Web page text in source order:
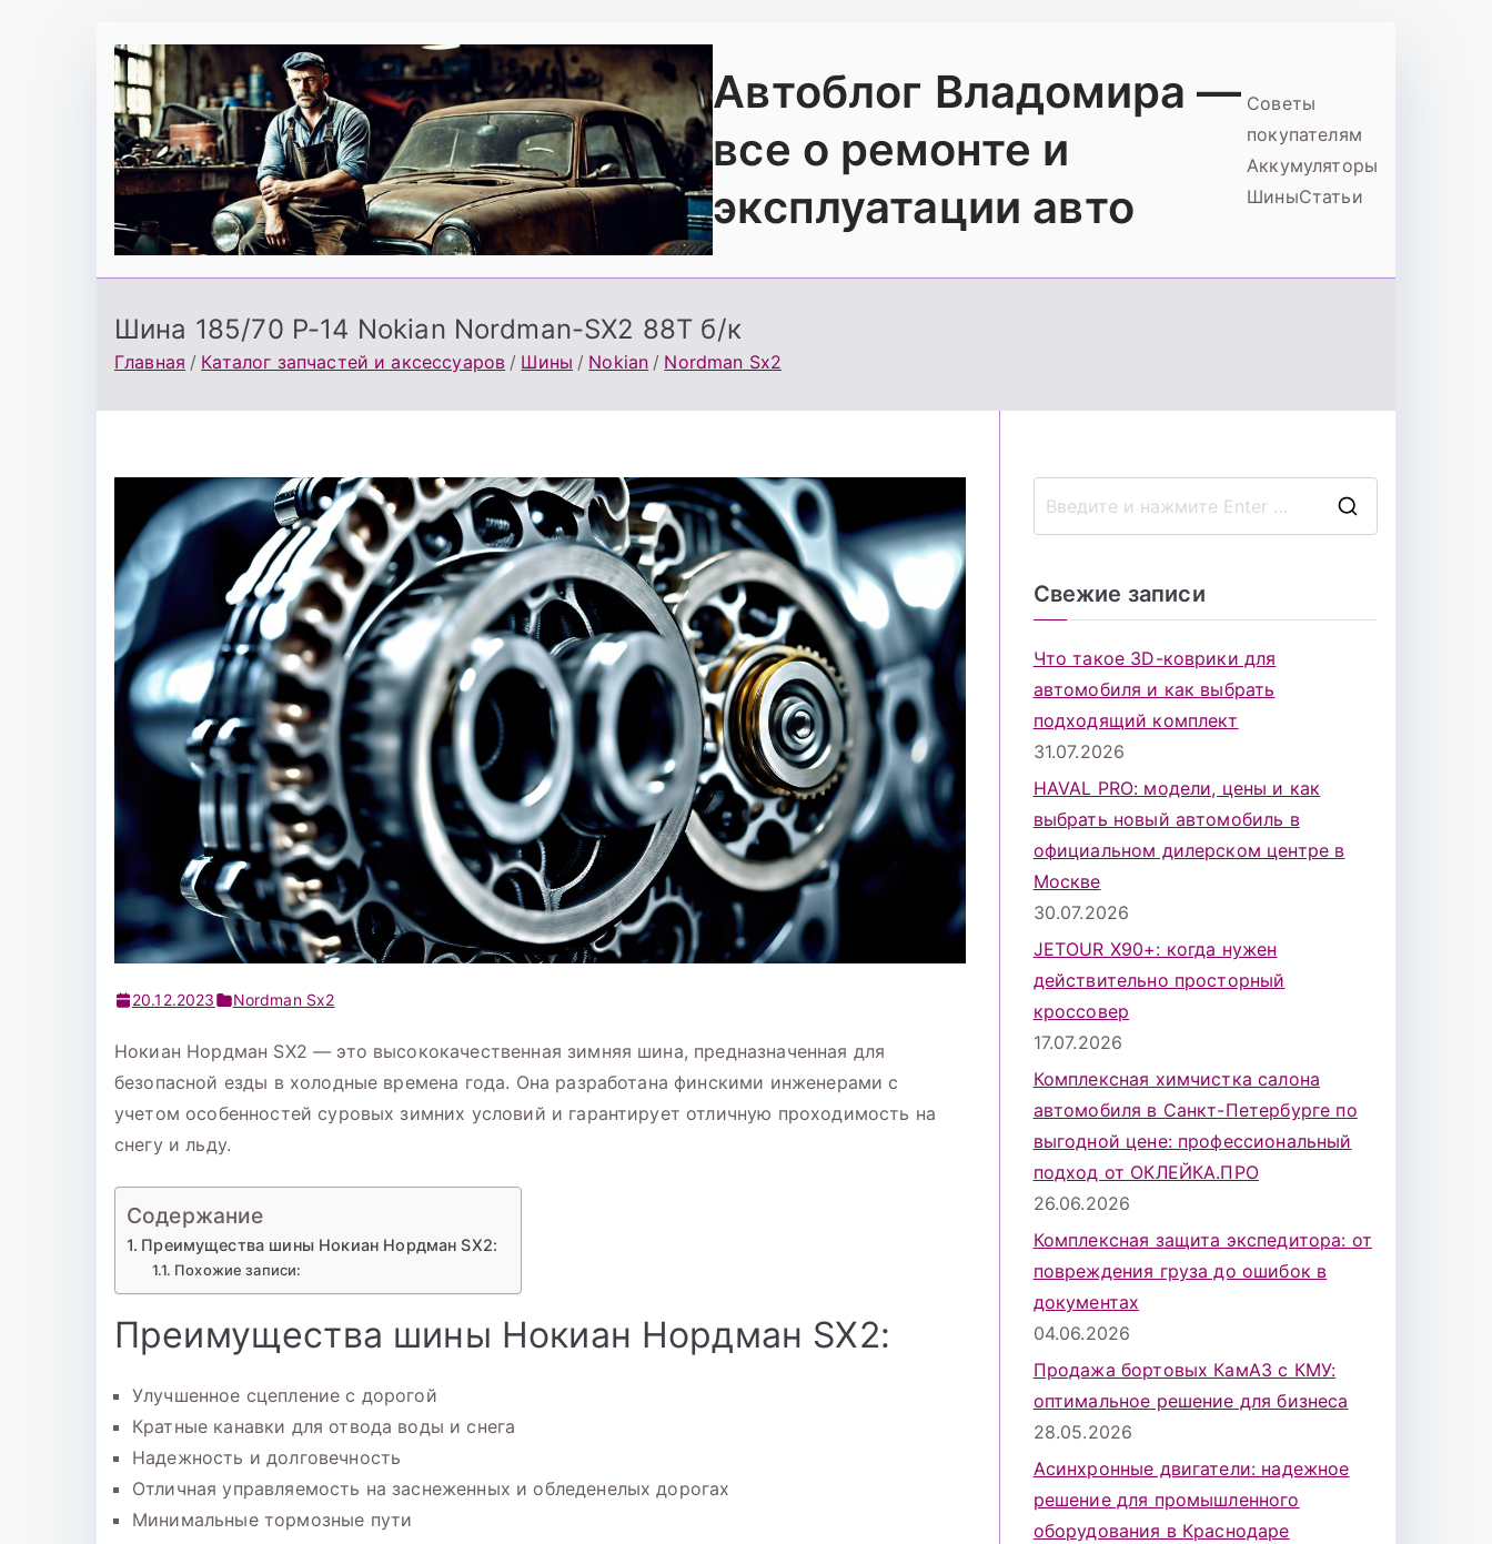
содержимому
Автоблог Владомира —
все о ремонте и
эксплуатации авто
Советы
покупателям
Аккумуляторы
ШиныСтатьи
Шина 185/70 Р-14 Nokian Nordman-SX2 88T б/к
Главная Каталог запчастей и аксессуаров Шины Nokian Nordman Sx2
20.12.2023 Nordman Sx2
Нокиан Нордман SX2 — это высококачественная зимняя шина, предназначенная для
безопасной езды в холодные времена года. Она разработана финскими инженерами с
учетом особенностей суровых зимних условий и гарантирует отличную проходимость на
снегу и льду.
Содержание
Преимущества шины Нокиан Нордман SX2:
Похожие записи:
Преимущества шины Нокиан Нордман SX2:
Улучшенное сцепление с дорогой
Кратные канавки для отвода воды и снега
Надежность и долговечность
Отличная управляемость на заснеженных и обледенелых дорогах
Минимальные тормозные пути
Свежие записи
Что такое 3D-коврики для
автомобиля и как выбрать
подходящий комплект
31.07.2026
HAVAL PRO: модели, цены и как
выбрать новый автомобиль в
официальном дилерском центре в
Москве
30.07.2026
JETOUR X90+: когда нужен
действительно просторный
кроссовер
17.07.2026
Комплексная химчистка салона
автомобиля в Санкт-Петербурге по
выгодной цене: профессиональный
подход от ОКЛЕЙКА.ПРО
26.06.2026
Комплексная защита экспедитора: от
повреждения груза до ошибок в
документах
04.06.2026
Продажа бортовых КамАЗ с КМУ:
оптимальное решение для бизнеса
28.05.2026
Асинхронные двигатели: надежное
решение для промышленного
оборудования в Краснодаре